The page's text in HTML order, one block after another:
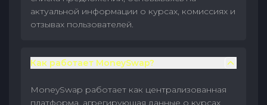
актуальной информации о курсах, комиссиях и
отзывах пользователей.
Как работает MoneySwap?
MoneySwap работает как централизованная
платформа, агрегирующая данные о курсах